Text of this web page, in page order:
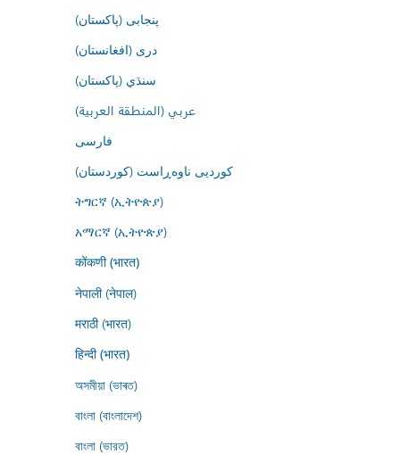
پنجابی (پاکستان)
درى (افغانستان)
سنڌي (پاکستان)
عربي (المنطقة العربية)
فارسى
کوردیی ناوەڕاست (کوردستان)
ትግርኛ (ኢትዮጵያ)
አማርኛ (ኢትዮጵያ)
कोंकणी (भारत)
नेपाली (नेपाल)
मराठी (भारत)
हिन्दी (भारत)
অসমীয়া (ভাৰত)
বাংলা (বাংলাদেশ)
বাংলা (ভারত)